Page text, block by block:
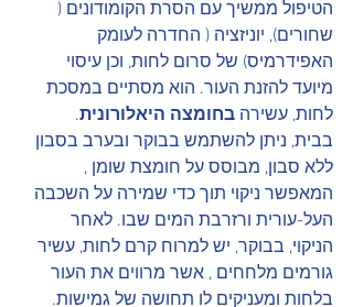
הטיפול ממשיך עם הסרת הקומודונים (
שחורים), יוניזציה ( החדרה לעומק
האפידרמיס) של סרום לחות, וכן עיסוי
מיועד להזנת העור. הוא מסתיים במסכת
לחות, עשירה בחומצה היאלורונית.
בבית, ניתן להשתמש בבוקר ובערב בסבון
ללא סבון, מבוסס על חומצת שומן ,
המאפשר ניקוי תוך כדי שמירה על השכבה
העל-עורית ורזרבת המים שבו. לאחר
הניקוי, בבוקר, יש למרוח קרם לחות, עשיר
גורמים מלחחים , אשר מרווים את העור
בלחות ומעניקים לו תחושה של גמישות.